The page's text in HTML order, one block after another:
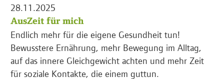
28.11.2025
AusZeit für mich
Endlich mehr für die eigene Gesundheit tun!
Bewusstere Ernährung, mehr Bewegung im Alltag,
auf das innere Gleichgewicht achten und mehr Zeit
für soziale Kontakte, die einem guttun.